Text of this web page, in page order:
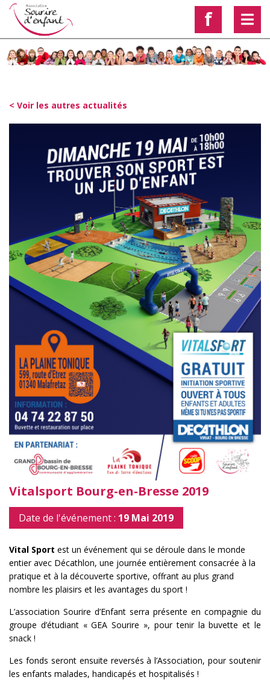
f
< Voir les autres actualités
Vitalsport Bourg-en-Bresse 2019
Date de l'événement : 19 Mai 2019
Vital Sport est un événement qui se déroule dans le monde
entier avec Décathlon, une journée entièrement consacrée à la
pratique et à la découverte sportive, offrant au plus grand
nombre les plaisirs et les avantages du sport !
L’association Sourire d’Enfant serra présente en compagnie du
groupe d’étudiant «GEA Sourire », pour tenir la buvette et le
snack !
Les fonds seront ensuite reversés à l’Association, pour soutenir
les enfants malades, handicapés et hospitalisés !